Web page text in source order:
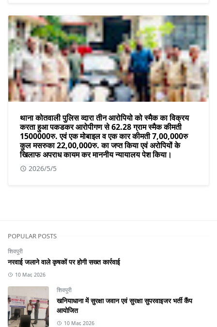
थाना कोतवाली पुलिस व्दारा तीन आरोपियो को स्मैक का विक्रय
करता हुआ पकडकर आरोपीगण से 62.28 ग्राम स्मैक कीमती
1500000रु. एवं एक मोबाइल व एक कार कीमती 7,00,000रु
कुल मसरुका 22,00,000रु. का जप्त किया एवं अरोपियों के
खिलाफ अपराध कायम कर माननीय न्यायालय पेश किया।
2026/5/5
POPULAR POSTS
शिवपुरी
नरवाई जलाने वाले कृषकों पर होगी सख्त कार्रवाई
10 Mar, 2026
शिवपुरी
खनियाधाना में सुरक्षा जवान एवं सुरक्षा सुपरवाइजर भर्ती कैंप
आयोजित
10 Mar, 2026